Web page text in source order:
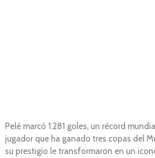
Pelé marcó 1.281 goles, un récord
jugador que ha ganado tres copas del
su prestigio le transformaron en un